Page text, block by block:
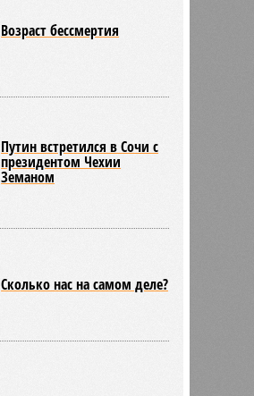
Возраст бессмертия
Путин встретился в Сочи с
президентом Чехии
Земаном
Сколько нас на самом деле?